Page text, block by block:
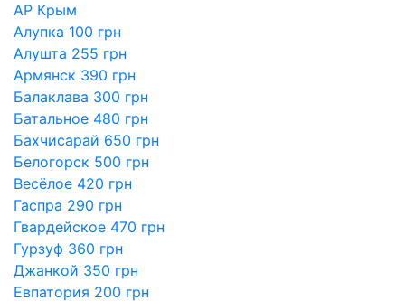
АР Крым
Алупка 100 грн
Алушта 255 грн
Армянск 390 грн
Балаклава 300 грн
Батальное 480 грн
Бахчисарай 650 грн
Белогорск 500 грн
Весёлое 420 грн
Гаспра 290 грн
Гвардейское 470 грн
Гурзуф 360 грн
Джанкой 350 грн
Евпатория 200 грн